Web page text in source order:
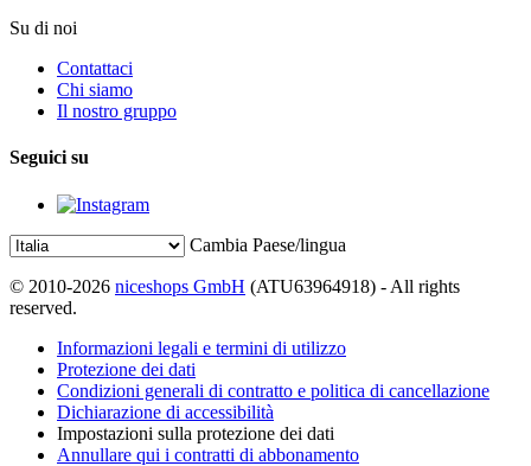
Su di noi
Contattaci
Chi siamo
Il nostro gruppo
Seguici su
Cambia Paese/lingua
© 2010-2026 niceshops GmbH (ATU63964918) - All rights
reserved.
Informazioni legali e termini di utilizzo
Protezione dei dati
Condizioni generali di contratto e politica di cancellazione
Dichiarazione di accessibilità
Impostazioni sulla protezione dei dati
Annullare qui i contratti di abbonamento